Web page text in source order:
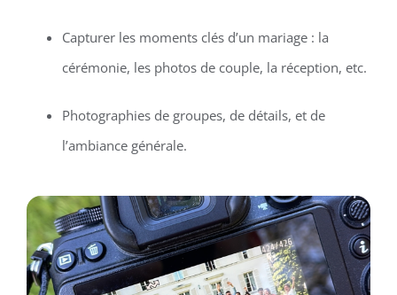
Capturer les moments clés d’un mariage : la
cérémonie, les photos de couple, la réception, etc.
Photographies de groupes, de détails, et de
l’ambiance générale.